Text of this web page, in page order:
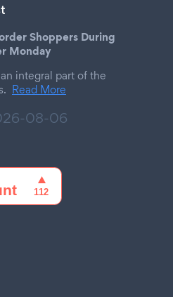
Shoppers During
Monday
integral part of the
Read More
08-06